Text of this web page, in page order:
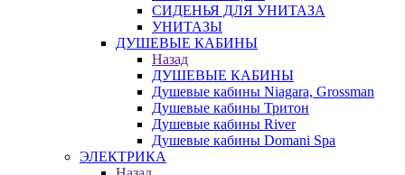
СИДЕНЬЯ ДЛЯ УНИТАЗА
УНИТАЗЫ
ДУШЕВЫЕ КАБИНЫ
Назад
ДУШЕВЫЕ КАБИНЫ
Душевые кабины Niagara, Grossman
Душевые кабины Тритон
Душевые кабины River
Душевые кабины Domani Spa
ЭЛЕКТРИКА